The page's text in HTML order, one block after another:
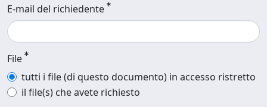
E-mail del richiedente
File
tutti i file (di questo documento) in accesso ristretto
il file(s) che avete richiesto